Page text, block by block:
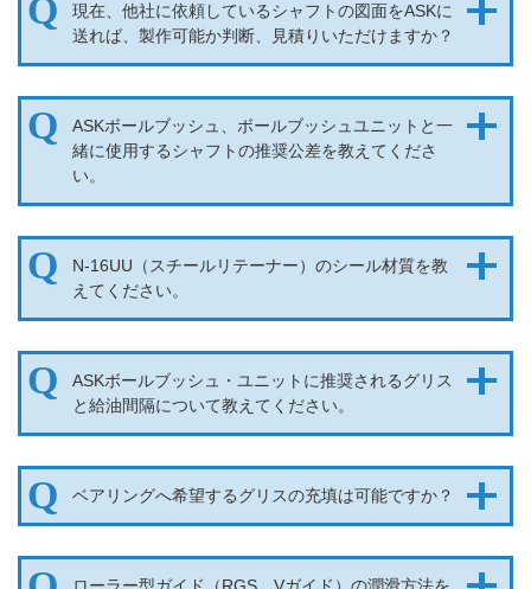
現在、他社に依頼しているシャフトの図面をASKに
送れば、製作可能か判断、見積りいただけますか？
ASKボールブッシュ、ボールブッシュユニットと一
緒に使用するシャフトの推奨公差を教えてくださ
い。
N-16UU（スチールリテーナー）のシール材質を教
えてください。
ASKボールブッシュ・ユニットに推奨されるグリス
と給油間隔について教えてください。
ベアリングへ希望するグリスの充填は可能ですか？